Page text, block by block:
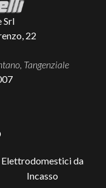
Srl
22
Tangenziale
Elettrodomestici da
Incasso